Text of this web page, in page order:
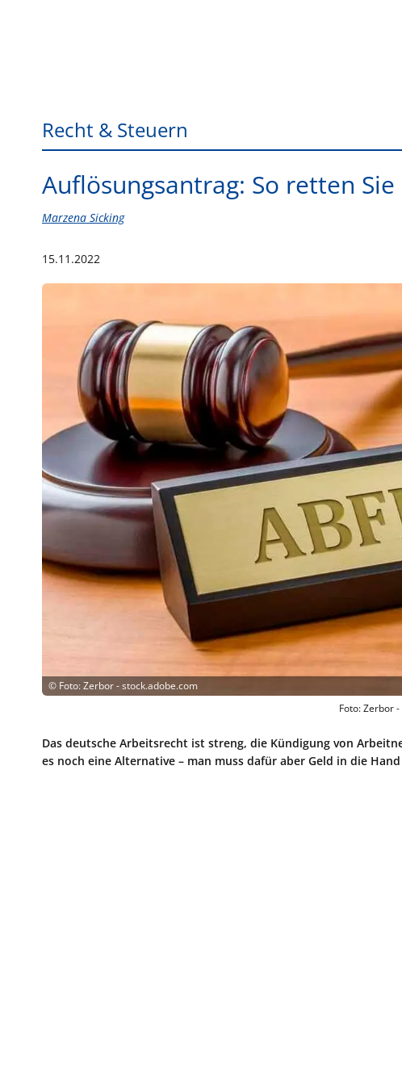
Recht & Steuern
Auflösungsantrag: So retten
Marzena Sicking
15.11.2022
© Foto: Zerbor - stock.adobe.com
Foto: Zerbor
Das deutsche Arbeitsrecht ist streng, die Kündigung von
es noch eine Alternative – man muss dafür aber Geld in die